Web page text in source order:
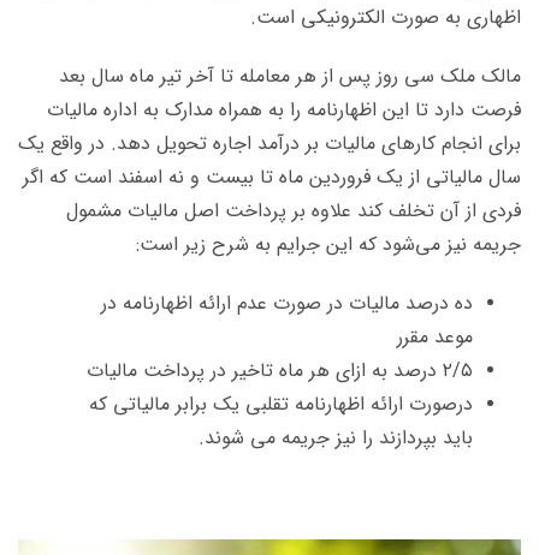
اظهاری به صورت الکترونیکی است.
مالک ملک سی روز پس از هر معامله تا آخر تیر ماه سال بعد
فرصت دارد تا این اظهارنامه را به همراه مدارک به اداره مالیات
برای انجام کارهای مالیات بر درآمد اجاره تحویل دهد. در واقع یک
سال مالیاتی از یک فروردین ماه تا بیست و نه اسفند است که اگر
فردی از آن تخلف کند علاوه بر پرداخت اصل مالیات مشمول
جریمه نیز می‌شود که این جرایم به شرح زیر است:
ده درصد مالیات در صورت عدم ارائه اظهارنامه در
موعد مقرر
۲/۵ درصد به ازای هر ماه تاخیر در پرداخت مالیات
درصورت ارائه اظهارنامه تقلبی یک برابر مالیاتی که
باید بپردازند را نیز جریمه می شوند.